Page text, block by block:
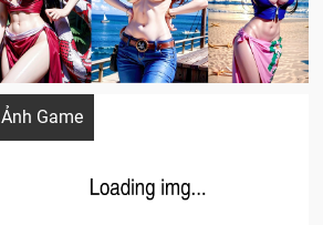
Ảnh Game
Cosplay Xiangling siêu cute